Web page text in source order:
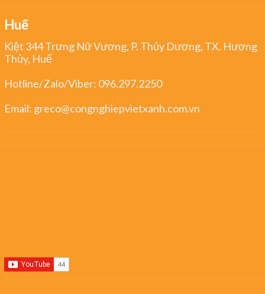
Huế
Kiệt 344 Trưng Nữ Vương, P. Thủy Dương, TX. Hương
Thủy, Huế
Hotline/Zalo/Viber: 096.297.2250
Email: greco@congnghiepvietxanh.com.vn